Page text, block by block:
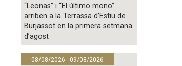
“Leonas” i “El último mono”
arriben a la Terrassa d’Estiu de
Burjassot en la primera setmana
d’agost
08/08/2026 - 09/08/2026